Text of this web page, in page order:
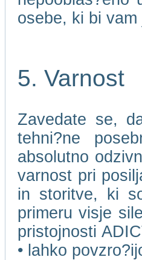
osebe, ki bi vam
5. Varnost
Zavedate se,
tehni?ne
absolutno
varnost pri
in storitve, ki
primeru visje
pristojnosti
• lahko